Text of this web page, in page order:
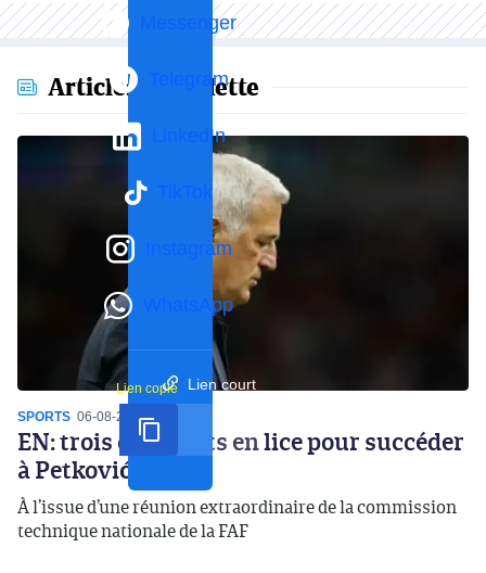
Messenger
Telegram
LinkedIn
TikTok
Instagram
WhatsApp
Lien court
Lien copié
Articles en vedette
SPORTS 06-08-2026
EN: trois candidats en lice pour succéder
à Petković
À l’issue d’une réunion extraordinaire de la commission
technique nationale de la FAF